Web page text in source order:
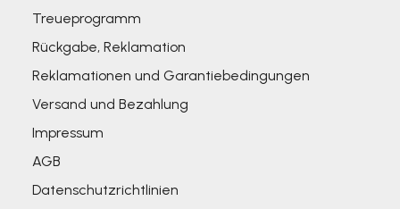
Treueprogramm
Rückgabe, Reklamation
Reklamationen und Garantiebedingungen
Versand und Bezahlung
Impressum
AGB
Datenschutzrichtlinien